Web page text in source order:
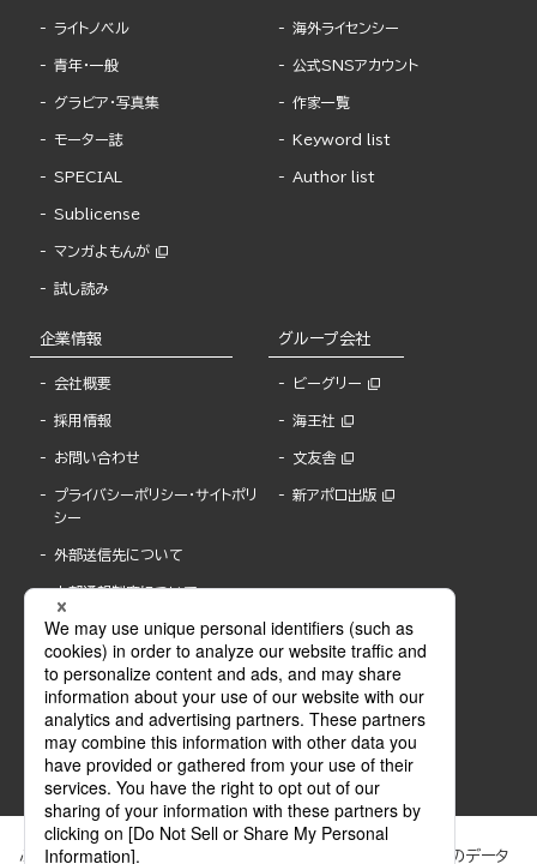
ライトノベル
青年・一般
グラビア・写真集
モーター誌
SPECIAL
Sublicense
マンガよもんが
試し読み
海外ライセンシー
公式SNSアカウント
作家一覧
Keyword list
Author list
企業情報
会社概要
採用情報
お問い合わせ
プライバシーポリシー・サイトポリ
シー
外部送信先について
内部通報制度について
グループ会社
ビーグリー
海王社
文友舎
新アポロ出版
ぶんか社が運営するサイトでは、利便性向上のためにCookie等のデータ